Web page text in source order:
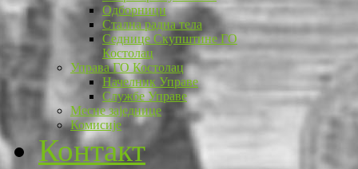
Одборници
Стална радна тела
Седнице Скупштине ГО
Костолац
Управа ГО Костолац
Начелник Управе
Службе Управе
Месне заједнице
Комисије
Контакт